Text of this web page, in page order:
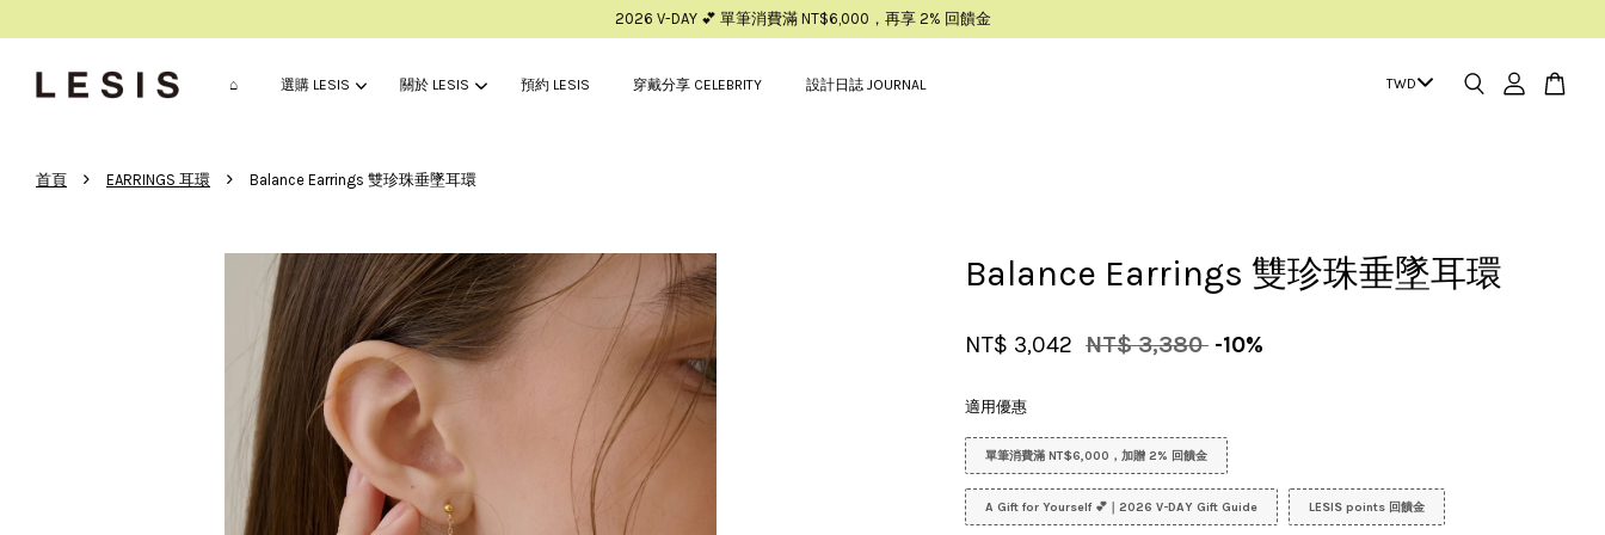
2026 V-DAY 💕 單筆消費滿 NT$6,000，再享 2% 回饋金
⌂ 選購 LESIS 關於 LESIS 預約 LESIS 穿戴分享 CELEBRITY 設計日誌 JOURNAL
首頁 › EARRINGS 耳環 › Balance Earrings 雙珍珠垂墜耳環
Balance Earrings 雙珍珠垂墜耳環
NT$ 3,042 NT$ 3,380 -10%
適用優惠
單筆消費滿 NT$6,000，加贈 2% 回饋金
A Gift for Yourself 💕｜2026 V-DAY Gift Guide LESIS points 回饋金